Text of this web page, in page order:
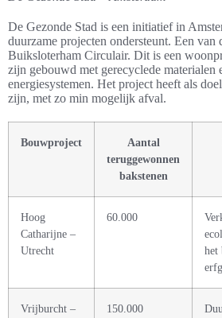
De Gezonde Stad is een initiatief in
duurzame projecten ondersteunt. Een van
Buiksloterham Circulair. Dit is een
zijn gebouwd met gerecyclede materialen
energiesystemen. Het project heeft als
zijn, met zo min mogelijk afval.
Bouwproject
Aantal
teruggewonnen
bakstenen
Hoog
Catharijne –
Utrecht
60.000
het
Vrijburcht –
150.000